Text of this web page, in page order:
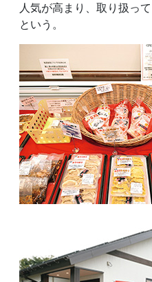
人気が高まり、取り扱っ
という。